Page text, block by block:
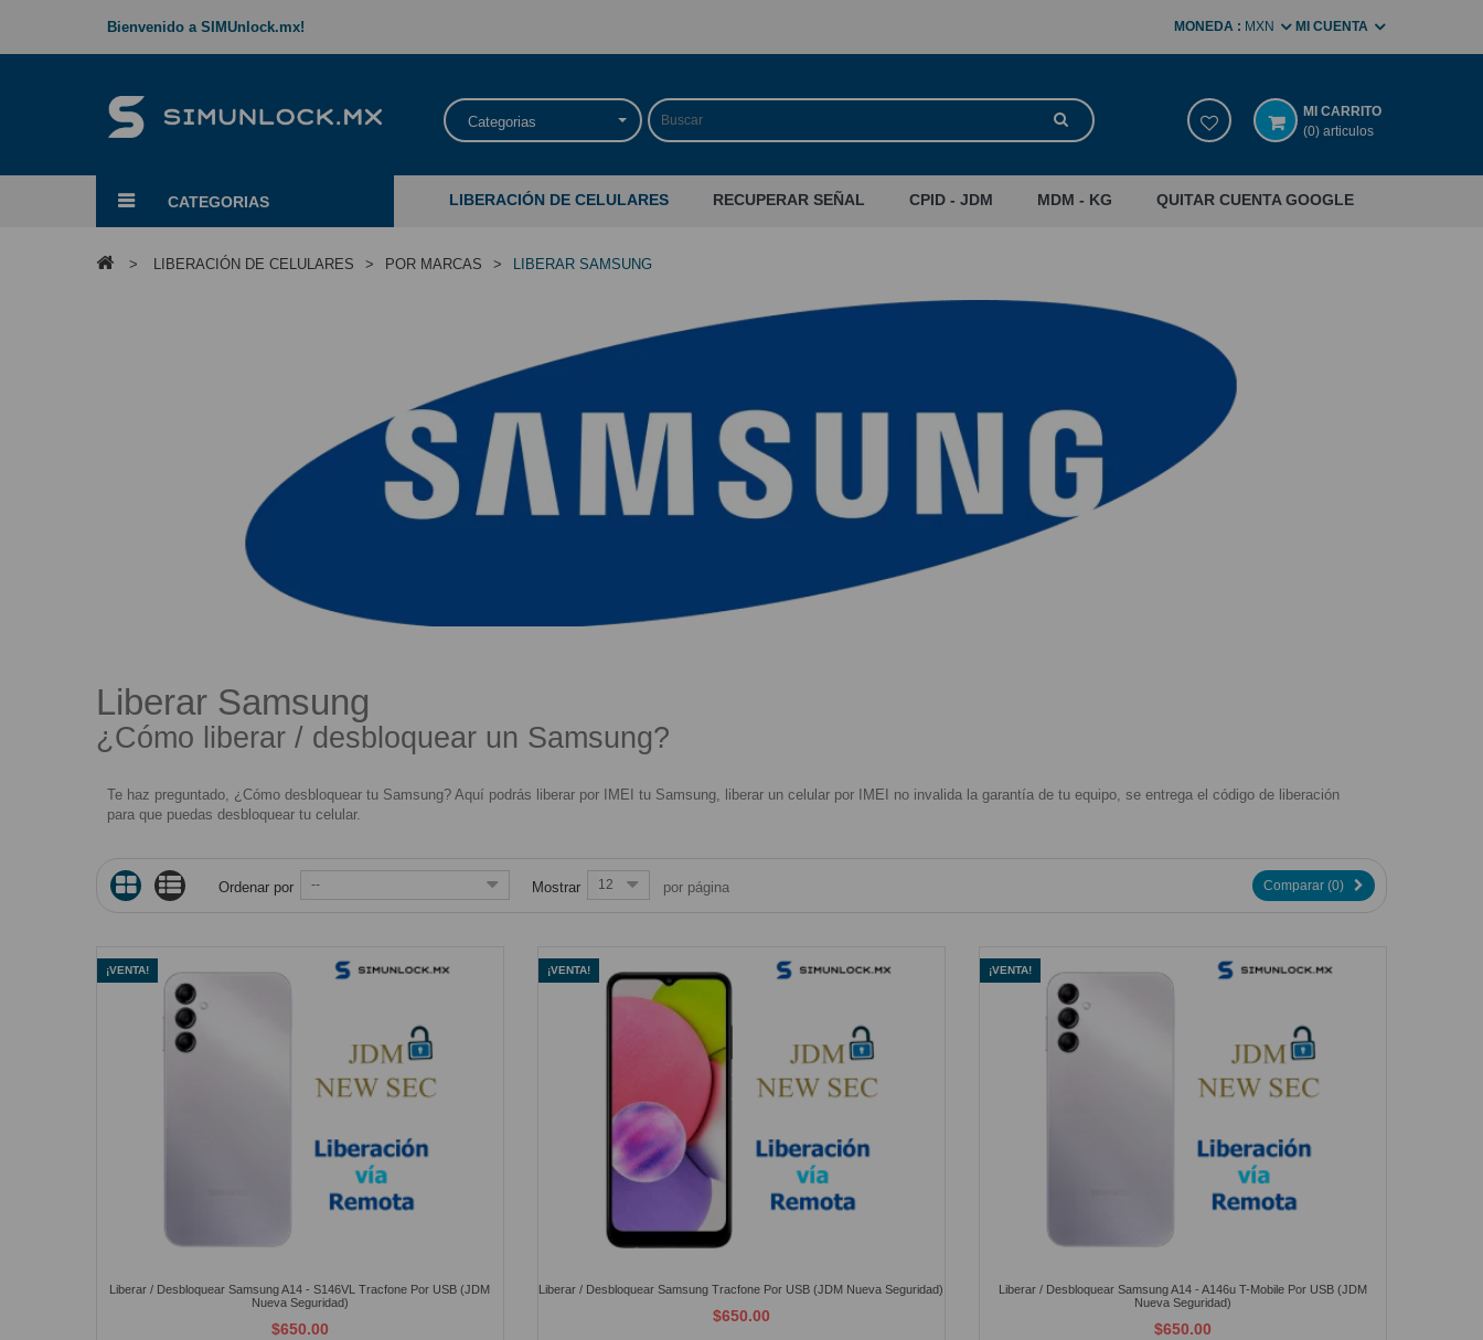
Bienvenido a SIMUnlock.mx! MI CUENTA
MONEDA : MXN
Categorias
MI CARRITO
(0) articulos
CATEGORIAS LIBERACIÓN DE CELULARES RECUPERAR SEÑAL CPID - JDM MDM - KG QUITAR CUENTA GOOGLE
> LIBERACIÓN DE CELULARES > POR MARCAS > LIBERAR SAMSUNG
Liberar Samsung
¿Cómo liberar / desbloquear un Samsung?
Te haz preguntado, ¿Cómo desbloquear tu Samsung? Aquí podrás liberar por IMEI tu Samsung, liberar un celular por IMEI no invalida la garantía de tu equipo, se entrega el código de liberación
para que puedas desbloquear tu celular.
Comparar (0)
Ordenar por -- Mostrar 12 por página
¡VENTA!
Liberar / Desbloquear Samsung A14 - S146VL Tracfone Por USB (JDM
Nueva Seguridad)
$650.00
¡VENTA!
Liberar / Desbloquear Samsung Tracfone Por USB (JDM Nueva Seguridad)
$650.00
¡VENTA!
Liberar / Desbloquear Samsung A14 - A146u T-Mobile Por USB (JDM
Nueva Seguridad)
$650.00